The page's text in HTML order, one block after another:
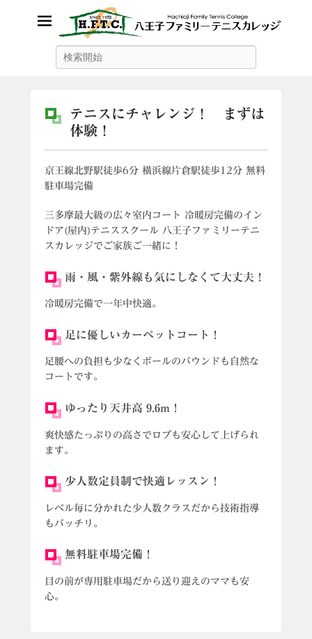
八王子ファミリーテニスカレッ
ジ
テニスにチャレンジ！ まずは
体験！
0
1
年
9
月
4
に
0
1
が
稿
京王線北野駅徒歩6分 横浜線片倉駅徒歩12分 無料
駐車場完備
三多摩最大級の広々室内コート 冷暖房完備のイン
ドア(屋内)テニススクール 八王子ファミリーテニ
スカレッジでご家族ご一緒に！
雨・風・紫外線も気にしなくて大丈夫！
冷暖房完備で一年中快適。
足に優しいカーペットコート！
足腰への負担も少なくボールのバウンドも自然な
コートです。
ゆったり天井高 9.6m！
爽快感たっぷりの高さでロブも安心して上げられ
ます。
少人数定員制で快適レッスン！
レベル毎に分かれた少人数クラスだから技術指導
もバッチリ。
無料駐車場完備！
目の前が専用駐車場だから送り迎えのママも安
心。